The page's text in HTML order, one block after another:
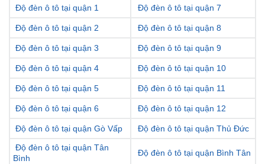
Độ đèn ô tô tại quận 1 Độ đèn ô tô tại quận 7
Độ đèn ô tô tại quận 2 Độ đèn ô tô tại quận 8
Độ đèn ô tô tại quận 3 Độ đèn ô tô tại quận 9
Độ đèn ô tô tại quận 4 Độ đèn ô tô tại quận 10
Độ đèn ô tô tại quận 5 Độ đèn ô tô tại quận 11
Độ đèn ô tô tại quận 6 Độ đèn ô tô tại quận 12
Độ đèn ô tô tại quận Gò Vấp
Độ đèn ô tô tại quận Thủ Đức
Độ đèn ô tô tại quận Tân
Bình
Độ đèn ô tô tại quận Bình Tân